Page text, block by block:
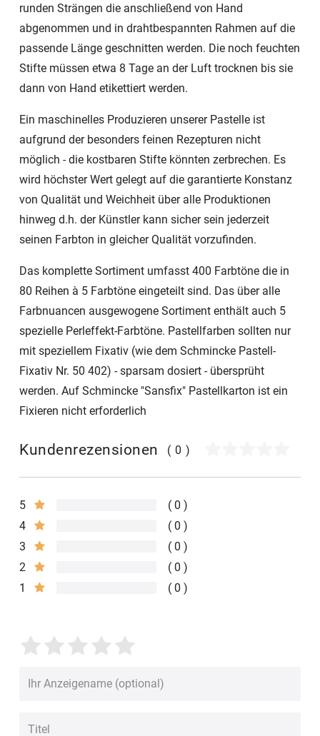
runden Strängen die anschließend von Hand
abgenommen und in drahtbespannten Rahmen auf die
passende Länge geschnitten werden. Die noch feuchten
Stifte müssen etwa 8 Tage an der Luft trocknen bis sie
dann von Hand etikettiert werden.
Ein maschinelles Produzieren unserer Pastelle ist
aufgrund der besonders feinen Rezepturen nicht
möglich - die kostbaren Stifte könnten zerbrechen. Es
wird höchster Wert gelegt auf die garantierte Konstanz
von Qualität und Weichheit über alle Produktionen
hinweg d.h. der Künstler kann sicher sein jederzeit
seinen Farbton in gleicher Qualität vorzufinden.
Das komplette Sortiment umfasst 400 Farbtöne die in
80 Reihen à 5 Farbtöne eingeteilt sind. Das über alle
Farbnuancen ausgewogene Sortiment enthält auch 5
spezielle Perleffekt-Farbtöne. Pastellfarben sollten nur
mit speziellem Fixativ (wie dem Schmincke Pastell-
Fixativ Nr. 50 402) - sparsam dosiert - übersprüht
werden. Auf Schmincke "Sansfix" Pastellkarton ist ein
Fixieren nicht erforderlich
Kundenrezensionen (0)
5
0
4
0
3
0
2
0
1
0